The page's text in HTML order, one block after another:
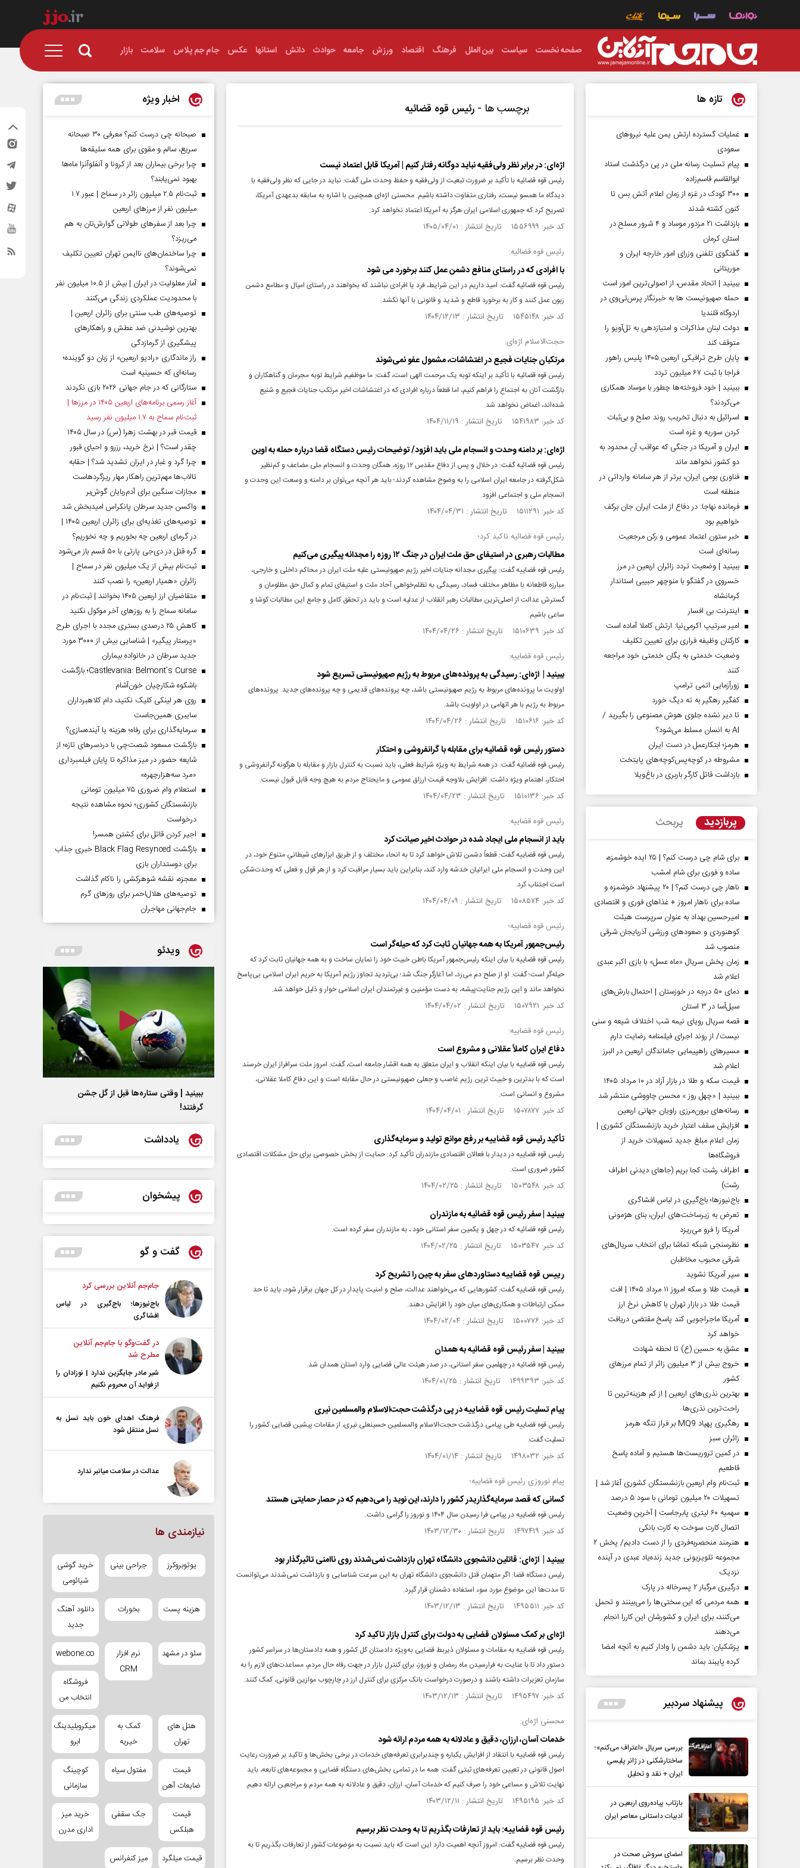
صفحه نخست سیاست بین الملل فرهنگ اقتصاد ورزش جامعه حوادث دانش استانها عکس جام جم پلاس سلامت بازار
برچسب ها - رئیس قوه قضائیه
اژه‌ای: در برابر نظر ولی‌فقیه نباید دوگانه رفتار کنیم | آمریکا قابل اعتماد نیست
رئیس قوه قضائیه با تأکید بر ضرورت تبعیت از ولی‌فقیه و حفظ وحدت ملی گفت: نباید در جایی که نظر ولی‌فقیه با
دیدگاه ما همسو نیست، رفتاری متفاوت داشته باشیم. محسنی اژه‌ای همچنین با اشاره به سابقه بدعهدی آمریکا،
تصریح کرد که جمهوری اسلامی ایران هرگز به آمریکا اعتماد نخواهد کرد.
کد خبر: ۱۵۵۶۹۹۹ تاریخ انتشار : ۱۴۰۵/۰۴/۰۱
رئیس قوه قضائیه:
با افرادی که در راستای منافع دشمن عمل کنند برخورد می شود
رئیس قوه قضائیه گفت: امید داریم در این شرایط، فرد یا افرادی نباشند که بخواهند در راستای امیال و مطامع دشمن
زبون عمل کنند و کار به برخورد قاطع و شدید و قانونی با آنها نکشد.
کد خبر: ۱۵۴۵۱۴۸ تاریخ انتشار : ۱۴۰۴/۱۲/۱۳
حجت‌الاسلام اژه‌ای:
مرتکبان جنایات فجیع در اغتشاشات، مشمول عفو نمی‌شوند
رئیس قوه قضائیه با تأکید بر اینکه توبه یک مرحمت الهی است، گفت: ما موظفیم شرایط توبه مجرمان و گناهکاران و
بازگشت آنان به اجتماع را فراهم کنیم، اما قطعاً درباره افرادی که در اغتشاشات اخیر مرتکب جنایات فجیع و شنیع
شده‌اند، اغماض نخواهد شد.
کد خبر: ۱۵۴۱۹۸۳ تاریخ انتشار : ۱۴۰۴/۱۱/۱۹
اژه‌ای: بر دامنه وحدت و انسجام ملی باید افزود/ توضیحات رئیس دستگاه قضا درباره حمله به اوین
رئیس قوه قضائیه گفت: در خلال و پس از دفاع مقدس ۱۲ روزه، همگان وحدت و انسجام ملی مضاعف و کم‌نظیر
شکل‌گرفته در جامعه ایران اسلامی را به وضوح مشاهده کردند؛ باید هر آنچه می‌توان بر دامنه و وسعت این وحدت و
انسجام ملی و اجتماعی افزود.
کد خبر: ۱۵۱۱۲۹۱ تاریخ انتشار : ۱۴۰۴/۰۴/۳۱
رئیس قوه قضائیه تاکید کرد؛
مطالبات رهبری در استیفای حق ملت ایران در جنگ ۱۲ روزه را مجدانه پیگیری می‌کنیم
رئیس قوه قضاییه گفت: پیگیری مجدانه جنایات اخیر رژیم صهیونیستی علیه ملت ایران در محاکم داخلی و خارجی،
مبارزه قاطعانه با مظاهر مختلف فساد، رسیدگی به تظلم‌خواهی آحاد ملت و استیفای تمام و کمال حق مظلومان و
گسترش عدالت از اصلی‌ترین مطالبات رهبر انقلاب از عدلیه است و باید در تحقق کامل و جامع این مطالبات کوشا و
ساعی باشیم.
کد خبر: ۱۵۱۰۶۳۹ تاریخ انتشار : ۱۴۰۴/۰۴/۲۶
رئیس قوه قضاییه:
ببینید | اژه‌ای: رسیدگی به پرونده‌های مربوط به رژیم صهیونیستی تسریع شود
اولویت ما پرونده‌های مربوط به رژیم صهیونیستی باشد، چه پرونده‌های قدیمی و چه پرونده‌های جدید. پرونده‌های
مربوط به رژیم با هر اتهامی در اولویت باشد.
کد خبر: ۱۵۱۰۶۱۶ تاریخ انتشار : ۱۴۰۴/۰۴/۲۶
دستور رئیس قوه قضائیه برای مقابله با گرانفروشی و احتکار
رئیس قوه قضائیه گفت: در همه شرایط به ویژه شرایط فعلی، باید نسبت به کنترل بازار و مقابله با هرگونه گرانفروشی و
احتکار، اهتمام ویژه داشت. افزایش بلاوجه قیمت ارزاق عمومی و مایحتاج مردم به هیچ وجه قابل قبول نیست.
کد خبر: ۱۵۱۰۱۳۶ تاریخ انتشار : ۱۴۰۴/۰۴/۲۳
رئیس قوه قضاییه:
باید از انسجام ملی ایجاد شده در حوادث اخیر صیانت کرد
رئیس قوه قضاییه گفت: قطعاً دشمن تلاش خواهد کرد تا به انحاء مختلف و از طریق ابزار‌های شیطانیِ متنوع خود، در
این وحدت و انسجام ملی ایرانیان خدشه وارد کند، بنابراین باید بسیار مراقبت کرد و از هر قول و فعلی که وحدت‌شکن
است اجتناب کرد.
کد خبر: ۱۵۰۸۵۷۴ تاریخ انتشار : ۱۴۰۴/۰۴/۰۹
رئیس قوه قضاییه؛
رئیس‌جمهور آمریکا به همه جهانیان ثابت کرد که حیله‌گر است
رئیس قوه قضاییه با بیان اینکه رئیس‌جمهور آمریکا باطن خبیث خود را نمایان ساخت و به همه جهانیان ثابت کرد که
حیله‌گر است؛ گفت: او از صلح دم می‌زد، اما آغازگر جنگ شد؛ بی‌تردید تجاوز رژیم آمریکا به حریم ایران اسلامی بی‌پاسخ
نخواهد ماند و این رژیم جنایت‌پیشه، به دست مؤمنین و غیرتمندان ایران اسلامی خوار و ذلیل خواهد شد.
کد خبر: ۱۵۰۷۹۲۱ تاریخ انتشار : ۱۴۰۴/۰۴/۰۲
رئیس قوه قضاییه:
دفاع ایران کاملاً عقلانی و مشروع است
رئیس قوه قضاییه با بیان اینکه انقلاب و ایران متعلق به همه اقشار جامعه است، گفت: امروز ملت سرافراز ایران خرسند
است که با بدترین و خبیث ترین رژیم غاصب و جعلی صهیونیستی در حال مقابله است و این دفاع کاملا عقلانی،
مشروع و انسانی است.
کد خبر: ۱۵۰۷۸۷۷ تاریخ انتشار : ۱۴۰۴/۰۴/۰۱
تأکید رئیس قوه قضاییه بر رفع موانع تولید و سرمایه‌گذاری
رئیس قوه قضاییه در دیدار با فعالان اقتصادی مازندران تأکید کرد: حمایت از بخش خصوصی برای حل مشکلات اقتصادی
کشور ضروری است.
کد خبر: ۱۵۰۳۵۴۸ تاریخ انتشار : ۱۴۰۴/۰۲/۲۵
ببینید | سفر رئیس قوه قضائیه به مازندران
رئیس قوه قضائیه که در چهل و یکمین سفر استانی خود ، به مازندران سفر کرده است.
کد خبر: ۱۵۰۳۵۴۷ تاریخ انتشار : ۱۴۰۴/۰۲/۲۵
رییس قوه قضاییه دستاوردهای سفر به چین را تشریح کرد
رئیس قوه قضاییه گفت: کشورهایی که می‌خواهند عدالت، صلح و امنیت پایدار در کل جهان برقرار شود، باید تا حد
ممکن ارتباطات و همکاری‌های میان خود را افزایش دهند.
کد خبر: ۱۵۰۰۷۷۶ تاریخ انتشار : ۱۴۰۴/۰۲/۰۴
ببینید | سفر رئیس قوه قضائیه به همدان
رئیس قوه قضائیه در چهلمین سفر استانی، در صدر هیئت عالی قضایی وارد استان همدان شد.
کد خبر: ۱۴۹۹۳۹۳ تاریخ انتشار : ۱۴۰۴/۰۱/۲۵
پیام تسلیت رئیس قوه قضاییه در پی درگذشت حجت‌الاسلام والمسلمین نیری
رئیس قوه قضاییه طی پیامی درگذشت حجت‌الاسلام والمسلمین حسینعلی نیری، از مقامات پیشین قضایی کشور را
تسلیت گفت.
کد خبر: ۱۴۹۸۰۳۲ تاریخ انتشار : ۱۴۰۴/۰۱/۱۴
پیام نوروزی رئیس قوه قضاییه؛
کسانی که قصد سرمایه‌‌گذاریدر کشور را دارند، این نوید را می‌دهیم که در حصار حمایتی هستند
رئیس قوه قضاییه در پیامی فرا رسیدن سال ۱۴۰۴ و نوروز را گرامی داشت.
کد خبر: ۱۴۹۷۴۱۹ تاریخ انتشار : ۱۴۰۳/۱۲/۳۰
ببینید | اژه‌ای: قاتلین دانشجوی دانشگاه تهران بازداشت نمی‌شدند روی ناامنی‌ تاثیرگذار بود
رئیس دستگاه قضا: اگر متهمان قتل دانشجوی دانشگاه تهران به این سرعت شناسایی و بازداشت نمی‌شدند می‌توانست
تا مدت‌ها این موضوع مورد سوء استفاده دشمنان قرار گیرد.
کد خبر: ۱۴۹۵۵۱۱ تاریخ انتشار : ۱۴۰۳/۱۲/۱۳
اژه‌ای بر کمک مسئولان قضایی به دولت برای کنترل بازار تاکید کرد
رئیس قوه قضاییه به مقامات و مسئولان ذیربط قضایی به‌ویژه دادستان کل کشور و همه دادستان‌ها در سراسر کشور
دستور داد تا با عنایت به فرارسیدن ماه رمضان و نوروز، برای کنترل بازار در جهت رفاه حال مردم، مساعدت‌های لازم را به
سازمان تعزیرات داشته باشند و درصورت درخواست بانک مرکزی برای کنترل ارز در چارچوب موازین قانونی، کمک‌ کنند.
کد خبر: ۱۴۹۵۴۹۷ تاریخ انتشار : ۱۴۰۳/۱۲/۱۳
محسنی اژه‌ای:
خدمات آسان، ارزان، دقیق و عادلانه به همه مردم ارائه شود
رئیس قوه قضاییه با انتقاد از افزایش یکباره و چندبرابری تعرفه‌های خدمات در برخی بخش‌ها و تاکید بر ضرورت رعایت
اصول قانونی در تعیین تعرفه‌های ثبتی گفت: همه ما در تمامی بخش‌های دستگاه قضایی و مجموعه‌های تابعه، باید
نهایت‌ تلاش و مساعی خود را صرف کنیم که خدمات آسان، ارزان، دقیق و عادلانه به همه مردم و مراجعین ارائه دهیم.
کد خبر: ۱۴۹۵۱۹۵ تاریخ انتشار : ۱۴۰۳/۱۲/۱۱
رئیس قوه قضاییه: باید از تعارفات بگذریم تا به وحدت نظر برسیم
رئیس قوه قضاییه گفت: امروز آنچه اهمیت دارد این است که باید نسبت به موضوعات کشور از تعارفات بگذریم تا به
وحدت نظر برسیم.
تازه ها
عملیات گسترده ارتش یمن علیه نیروهای
سعودی
پیام تسلیت رسانه ملی در پی درگذشت استاد
ابوالقاسم قاسم‌زاده
۳۰۰ کودک در غزه از زمان اعلام آتش بس تا
کنون کشته شدند
بازداشت ۲۱ مزدور موساد و ۴ شرور مسلح در
استان کرمان
گفتگوی تلفنی وزرای امور خارجه ایران و
موریتانی
ببینید | اتحاد مقدس، از اصولی‌ترین امور است
حمله صهیونیست ها به خبرنگار پرس‌تی‌وی در
اردوگاه قلندیا
دولت لبنان مذاکرات و امتیازدهی به تل‌آویو را
متوقف کند
پایان طرح ترافیکی اربعین ۱۴۰۵ پلیس راهور
فراجا با ثبت ۶۷ میلیون تردد
ببینید | خود فروخته‌ها چطور با موساد همکاری
می‌کردند؟
اسرائیل به دنبال تخریب روند صلح و بی‌ثبات
کردن سوریه و غزه است
ایران و آمریکا در جنگی که عواقب آن محدود به
دو کشور نخواهد ماند
فناوری بومی ایران، برتر از هر سامانه وارداتی در
منطقه است
فرمانده نهاجا: در دفاع از ملت ایران جان برکف
خواهیم بود
خبر ستون اعتماد عمومی و رکن مرجعیت
رسانه‌ای است
ببینید | وضعیت تردد زائران اربعین در مرز
خسروی در گفتگو با منوچهر حبیبی استاندار
کرمانشاه
اینترنت بی افسار
امیر سرتیپ اکرمی‌نیا: ارتش کاملا آماده است
کارکنان وظیفه فراری برای تعیین تکلیف
وضعیت خدمتی به یگان خدمتی خود مراجعه
کنند
زورآزمایی اتمی ترامپ
کفگیر رهگیر به ته دیگ خورد
تا دیر نشده جلوی هوش مصنوعی را بگیرید /
AI به انسان مسلط می‌شود؟
هرمز؛ ابتکارعمل در دست ایران
مشروطه در کوچه‌پس‌کوچه‌های پایتخت
بازداشت قاتل کارگر باربری در باغ‌ویلا
پربازدید پربحث
برای شام چی درست کنم؟ | ۲۵ ایده خوشمزه،
ساده و فوری برای شام امشب
ناهار چی درست کنم؟ | ۲۰ پیشنهاد خوشمزه و
ساده برای ناهار امروز + غذاهای فوری و اقتصادی
امیرحسین بهداد به عنوان سرپرست هیئت
کوهنوردی و صعودهای ورزشی آذربایجان شرقی
منصوب شد
زمان پخش سریال «ماه عسل» با بازی اکبر عبدی
اعلام شد
دمای ۵۰ درجه در خوزستان | احتمال بارش‌های
سیل‌آسا در ۳ استان
قصه سریال رویای نیمه شب اختلاف شیعه و سنی
نیست/ از روند اجرای فیلمنامه رضایت دارم
مسیر‌های راهپیمایی جاماندگان اربعین در البرز
اعلام شد
قیمت سکه و طلا در بازار آزاد در ۱۰ مرداد ۱۴۰۵
ببینید | «چهل روز » محسن چاووشی منتشر شد
رسانه‌های برون‌مرزی راویان جهانی اربعین
افزایش سقف اعتبار خرید بازنشستگان کشوری |
زمان اعلام مبلغ جدید تسهیلات خرید از
فروشگاه‌ها
اطراف رشت کجا بریم (جاهای دیدنی اطراف
رشت)
باج‌نیوزها؛ باج‌گیری در لباس افشاگری
تعرض به زیرساخت‌های ایران، بنای هژمونی
آمریکا را فرو می‌ریزد
نظرسنجی شبکه تماشا برای انتخاب سریال‌های
شرقی محبوب مخاطبان
سپر آمریکا نشوید
قیمت طلا و سکه امروز ۱۱ مرداد ۱۴۰۵ | افت
قیمت طلا در بازار تهران با کاهش نرخ ارز
آمریکا ماجراجویی کند پاسخ مقتضی دریافت
خواهد کرد
عشق به حسین (ع) تا لحظه شهادت
خروج بیش از ۳ میلیون زائر از تمام مرز‌های
کشور
بهترین نذری‌های اربعین | از کم هزینه‌ترین تا
راحت‌ترین نذری‌ها
رهگیری پهپاد MQ9 بر فراز تنگه هرمز
‌زائران سبز
در کمین تروریست‌ها هستیم و آماده پاسخ
قاطعیم
ثبت‌نام وام اربعین بازنشستگان کشوری آغاز شد |
تسهیلات ۲۰ میلیون تومانی با سود ۵ درصد
سهمیه ۶۰ لیتری پابرجاست | آخرین وضعیت
اتصال کارت سوخت به کارت بانکی
هنرمند منحصر‌به‌فردی را از دست دادیم/ پخش ۲
مجموعه تلویزیونی جدید زنده‌یاد عبدی در آینده
نزدیک
درگیری مرگبار ۲ پسرخاله در پارک
همه مردمی که این سختی‌ها را می‌بینند و تحمل
می‌کنند، برای ایران و کشورشان این کاررا انجام
می‌دهند
پزشکیان: باید دشمن را وادار کنیم به آنچه امضا
کرده پایبند بماند
پیشنهاد سردبیر
بررسی سریال «اعتراف می‌کنم»؛
ساختارشکنی در ژانر پلیسی
ایران + نقد و تحلیل
بازتاب پیاده‌روی اربعین در
ادبیات داستانی معاصر ایران
امضای سروش صحت در
اخبار ویژه
صبحانه چی درست کنم؟ معرفی ۳۰ صبحانه
سریع، سالم و مقوی برای همه سلیقه‌ها
چرا برخی بیماران بعد از کرونا و آنفلوآنزا ماه‌ها
بهبود نمی‌یابند؟
ثبت‌نام ۲.۵ میلیون زائر در سماح | عبور ۱.۷
میلیون نفر از مرز‌های اربعین
چرا بعد از سفرهای طولانی گوارش‌تان به هم
می‌ریزد؟
چرا ساختمان‌های ناایمن تهران تعیین تکلیف
نمی‌شوند؟
آمار معلولیت در ایران | بیش از ۱۰.۵ میلیون نفر
با محدودیت عملکردی زندگی می‌کنند
توصیه‌های طب سنتی برای زائران اربعین |
بهترین نوشیدنی ضد عطش و راهکارهای
پیشگیری از گرمازدگی
راز ماندگاری «رادیو اربعین» از زبان دو گوینده؛
رسانه‌ای که حسینیه است
ستارگانی که در جام جهانی ۲۰۲۶ بازی نکردند
آغاز رسمی برنامه‌های اربعین ۱۴۰۵ در مرز‌ها |
ثبت‌نام سماح به ۱.۷ میلیون نفر رسید
قیمت قبر در بهشت زهرا (س) در سال ۱۴۰۵
چقدر است؟ | نرخ خرید، رزرو و احیای قبور
چرا گرد و غبار در ایران تشدید شد؟ | حقابه
تالاب‌ها مهم‌ترین راهکار مهار ریزگردهاست
مجازات سنگین برای آدم‌ربایان گوش‌بر
واکسن جدید سرطان پانکراس امیدبخش شد
توصیه‌های تغذیه‌ای برای زائران اربعین ۱۴۰۵ |
در گرمای اربعین چه بخوریم و چه نخوریم؟
گره قتل در دی‌جی پارتی با ۵۰ قسم باز می‌شود
ثبت‌نام بیش از یک میلیون نفر در سماح |
زائران «همیار اربعین» را نصب کنند
متقاضیان ارز اربعین ۱۴۰۵ بخوانند | ثبت‌نام در
سامانه سماح را به روز‌های آخر موکول نکنید
کاهش ۲۵ درصدی بستری مجدد با اجرای طرح
«پرستار پیگیر» | شناسایی بیش از ۳۰۰۰ مورد
جدید سرطان در خانواده بیماران
Castlevania: Belmont’s Curse؛ بازگشت
باشکوه شکارچیان خون‌آشام
روی هر لینکی کلیک نکنید، دام کلاهبرداران
سایبری همین‌جاست
سرمایه‌گذاری برای رفاه؛ هزینه یا آینده‌سازی؟
بازگشت مسعود شصت‌چی با دردسر‌های تازه؛ از
شایعه حضور در میز مذاکره تا پایان فیلمبرداری
«مرد سه‌هزارچهره»
استعلام وام ضروری ۷۵ میلیون تومانی
بازنشستگان کشوری؛ نحوه مشاهده نتیجه
درخواست
اجیر کردن قاتل برای کشتن همسر!
بازگشت Black Flag Resynced خبری جذاب
برای دوستداران بازی
معجزه، نقشه شوهرکشی را ناکام گذاشت
توصیه‌های هلال‌احمر برای روز‌های گرم
جام‌جهانی مهاجران
ویدئو
ببینید | وقتی ستاره‌ها قبل از گل جشن
گرفتند!
یادداشت
پیشخوان
گفت و گو
جام‌جم آنلاین بررسی کرد
باج‌نیوزها؛ باج‌گیری در لباس
افشاگری
در گفت‌و‌گو با جام‌جم آنلاین
مطرح شد
شیر مادر جایگزین ندارد | نوزادان را
از فواید آن محروم نکنیم
فرهنگ اهدای خون باید نسل به
نسل منتقل شود
عدالت در سلامت میانبر ندارد
نیازمندی ها
یوتوبروکرز جراحی بینی
خرید گوشی
شیائومی
هزینه پست بخورات
دانلود آهنگ
جدید
سئو در مشهد
نرم افزار
CRM
webone.co
فروشگاه
انتخاب من
هتل های
تهران
کمک به
خیریه
میکروبلیدینگ
ابرو
قیمت
ضایعات آهن
مفتول سیاه
کوچینگ
سازمانی
قیمت
هبلکس
جک سقفی
خرید میز
اداری مدرن
قیمت میلگرد میز کنفرانس